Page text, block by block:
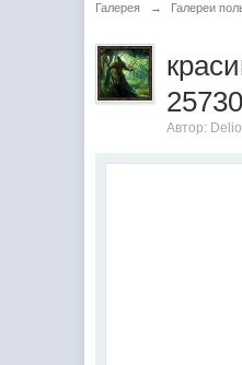
Галерея → Галереи
Автор: